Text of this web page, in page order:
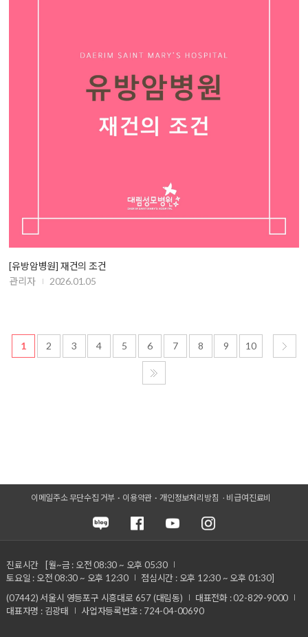
[유방암병원] 재건의 조건
관리자
2026.01.05
1 2 3 4 5 6 7 8 9 10
이메일주소 무단수집 거부 이용약관 개인정보처리방침 비급여진료비
진료시간
[월~금 : 오전 08:30 ~ 오후 05:30
토요일 : 오전 08:30 ~ 오후 12:30
점심시간 : 오후 12:30 ~ 오후 01:30]
(07442) 서울시 영등포구 시흥대로 657 (대림동)
대표전화 : 02-829-9000
대표자명 : 김광태
사업자등록번호 : 724-04-00690